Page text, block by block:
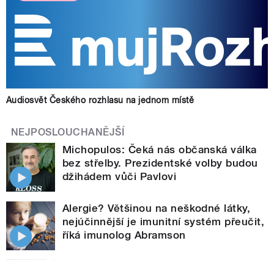
Audiosvět Českého rozhlasu na jednom místě
NEJPOSLOUCHANĚJŠÍ
Michopulos: Čeká nás občanská válka
bez střelby. Prezidentské volby budou
džihádem vůči Pavlovi
Alergie? Většinou na neškodné látky,
nejúčinnější je imunitní systém přeučit,
říká imunolog Abramson